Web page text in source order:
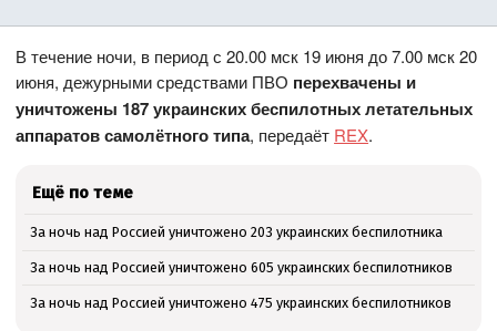
В течение ночи, в период с 20.00 мск 19 июня до 7.00 мск 20
июня, дежурными средствами ПВО перехвачены и
уничтожены 187 украинских беспилотных летательных
аппаратов самолётного типа, передаёт REX.
Ещё по теме
За ночь над Россией уничтожено 203 украинских беспилотника
За ночь над Россией уничтожено 605 украинских беспилотников
За ночь над Россией уничтожено 475 украинских беспилотников